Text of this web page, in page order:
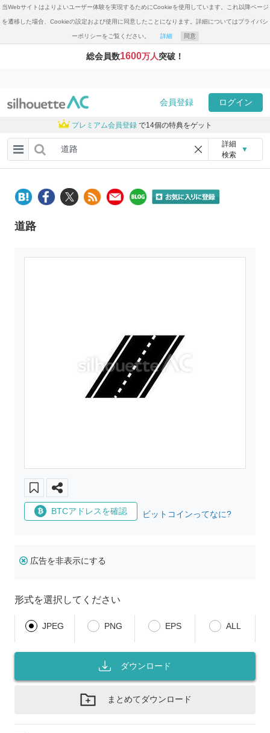
当Webサイトはよりよいユーザー体験を実現するためにCookieを使用しています。これ以降ページ
を遷移した場合、Cookieの設定および使用に同意したことになります。詳細についてはプライバシ
ーポリシーをご覧ください。 詳細 同意
総会員数1600万人突破！
会員登録 ログイン
プレミアム会員登録 で14個の特典をゲット
詳細
検索
▼
道路
BTCアドレスを確認 ビットコインってなに?
広告を非表示にする
形式を選択してください
JPEG PNG EPS ALL
ダウンロード
まとめてダウンロード